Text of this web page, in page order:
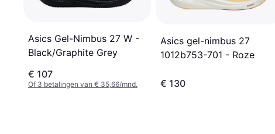
Asics Gel-Nimbus 27 W -
Black/Graphite Grey
€ 107
Of 3 betalingen van € 35,66/mnd.
Asics gel-nimbus 27
1012b753-701 - Roze
€ 130